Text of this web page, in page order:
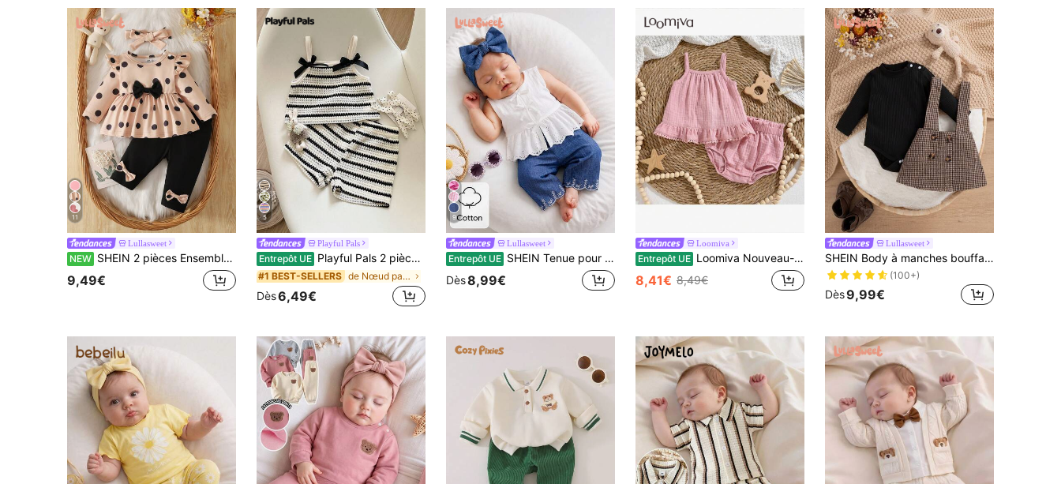
11
Lullasweet
NEW SHEIN 2 pièces Ensemble automne pour nouveau-né fille, haut pull tricoté à manches imprimé pois blancs & pantalon skinny
9,49€
5
Playful Pals
Entrepôt UE Playful Pals 2 pièces/Set Nouveau-né Bébé Filles Sans Manches Rayé Doux Tricot Jacquard Top + Short Taille Élastique Décontracté Doux Mignon Tenue, Convient pour les sorties quotidiennes d'été, l'école, les achats, le parc, les voyages, la photographie, les fêtes et diverses occasions intérieures/extérieures
#1 BEST-SELLERS de Nœud papillon Ensembles pour nouveau-nés
Dès6,49€
9
Lullasweet
Entrepôt UE SHEIN Tenue pour bébé fille nouveau-né, rayures bleues et blanches, été, mignon, top sans manches avec dentelle pour baby shower
Dès8,99€
Loomiva
Entrepôt UE Loomiva Nouveau-né fille 2 pièces ensemble top camisole couleur unie et short taille élastique
8,41€ 8,49€
Lullasweet
SHEIN Body à manches bouffantes pour bébé fille et jupe salopette à imprimé pied-de-poule
(100+)
Dès9,99€